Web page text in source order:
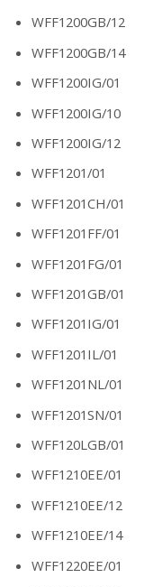
WFF1200GB/12
WFF1200GB/14
WFF1200IG/01
WFF1200IG/10
WFF1200IG/12
WFF1201/01
WFF1201CH/01
WFF1201FF/01
WFF1201FG/01
WFF1201GB/01
WFF1201IG/01
WFF1201IL/01
WFF1201NL/01
WFF1201SN/01
WFF120LGB/01
WFF1210EE/01
WFF1210EE/12
WFF1210EE/14
WFF1220EE/01